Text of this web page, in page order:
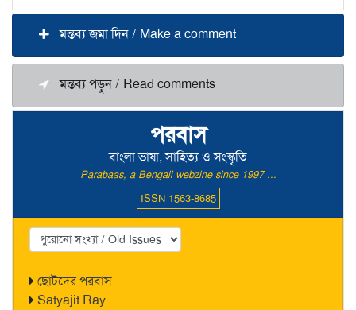
পরবাস
বাংলা ভাষা, সাহিত্য ও সংস্কৃতি
Parabaas, a Bengali webzine since 1997 ...
ISSN 1563-8685
ছোটদের পরবাস
Satyajit Ray
মন্তব্য জমা দিন / Make a comment
মন্তব্য পড়ুন / Read comments